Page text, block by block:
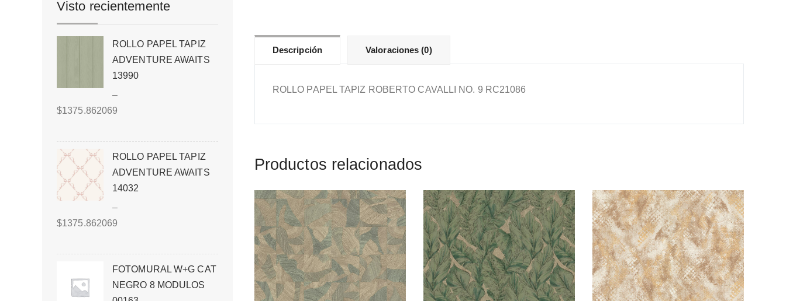
Descripción Valoraciones (0)
ROLLO PAPEL TAPIZ ROBERTO CAVALLI NO. 9 RC21086
Productos relacionados
Visto recientemente
ROLLO PAPEL TAPIZ
ADVENTURE AWAITS
13990
–
$1375.862069
ROLLO PAPEL TAPIZ
ADVENTURE AWAITS
14032
–
$1375.862069
FOTOMURAL W+G CAT
NEGRO 8 MODULOS